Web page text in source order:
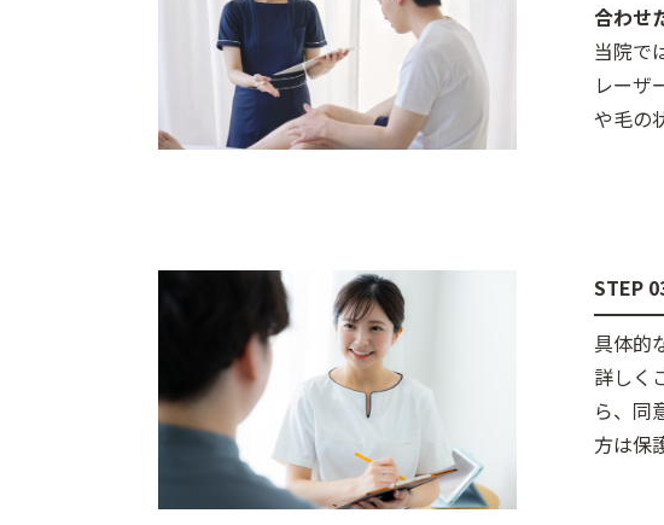
合わせ
当院で
レーザ
や毛の
STEP
具体的
詳しく
ら、同
方は保